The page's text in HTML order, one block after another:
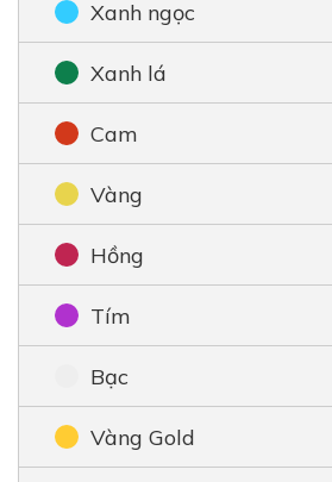
Xanh ngọc
Xanh lá
Cam
Vàng
Hồng
Tím
Bạc
Vàng Gold